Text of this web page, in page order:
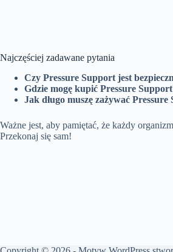
Najczęściej zadawane pytania
Czy Pressure Support jest
Gdzie mogę kupić Pressure
Jak długo muszę zażywać
Ważne jest, aby pamiętać, że każdy
Przekonaj się sam!